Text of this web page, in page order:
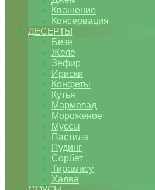
Квашение
Консервация
ДЕСЕРТЫ
Безе
Желе
Зефир
Ириски
Конфеты
Кутья
Мармелад
Мороженое
Муссы
Пастила
Пудинг
Сорбет
Тирамису
Халва